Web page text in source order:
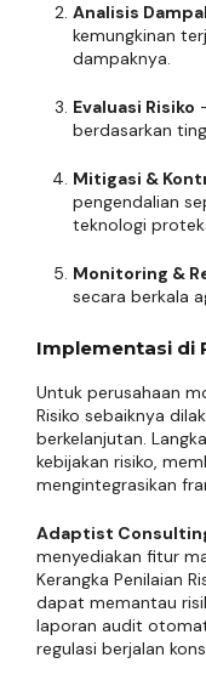
Analisis
kemungkinan
dampaknya.
Evaluasi Risiko
berdasarkan
Mitigasi &
pengendalian
teknologi
Monitoring &
secara berkala
Implementasi di
Untuk perusahaan
Risiko sebaiknya
berkelanjutan.
kebijakan risiko,
mengintegrasikan
Adaptist
menyediakan fitur
Kerangka Penilaian
dapat memantau
laporan audit
regulasi berjalan